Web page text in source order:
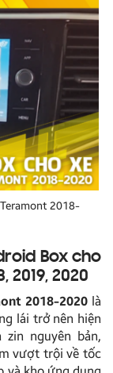
2018-
Box cho
2019, 2020
2018-2020 là
lái trở nên hiện
nguyên bản,
vượt trội về tốc